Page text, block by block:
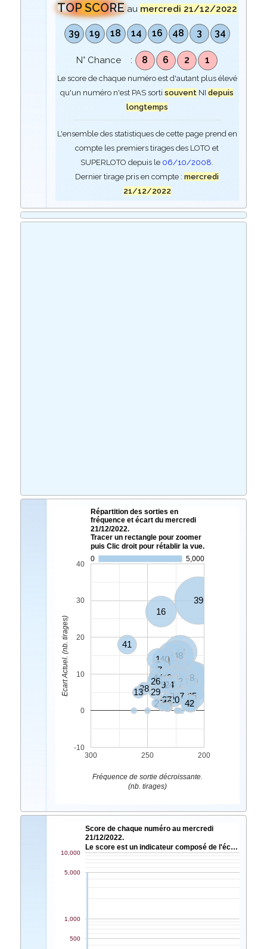
TOP SCORE au mercredi 21/12/2022
39 19 18 14 16 48 3 34
N° Chance : 8 6 2 1
Le score de chaque numéro est d'autant plus élevé
qu'un numéro n'est PAS sortisouvent NIdepuis
longtemps
L'ensemble des statistiques de cette page prend en
compte les premiers tirages des LOTO et
SUPERLOTO depuis le 06/10/2008.
Dernier tirage pris en compte :mercredi
21/12/2022
Répartition des sorties en
fréquence et écart du mercredi
21/12/2022.
Tracer un rectangle pour zoomer
puis Clic droit pour rétablir la vue.
0
5,000
39
19
18
14
16
48
3
25
34
5
30
33
40
2832
1
7
45
49
10
17
41
8
24
44
9
26
42
47
2
20
4
29
37
38
13
2746
6
300 250 200
-10
0
10
20
30
40
Fréquence de sortie décroissante.
(nb. tirages)
Ecart Actuel. (nb. tirages)
Score de chaque numéro au mercredi
21/12/2022.
Le score est un indicateur composé de l'éc…
500
1,000
5,000
10,000